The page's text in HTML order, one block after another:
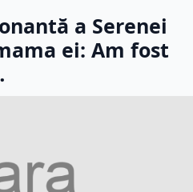
a Serenei
ei: Am fost